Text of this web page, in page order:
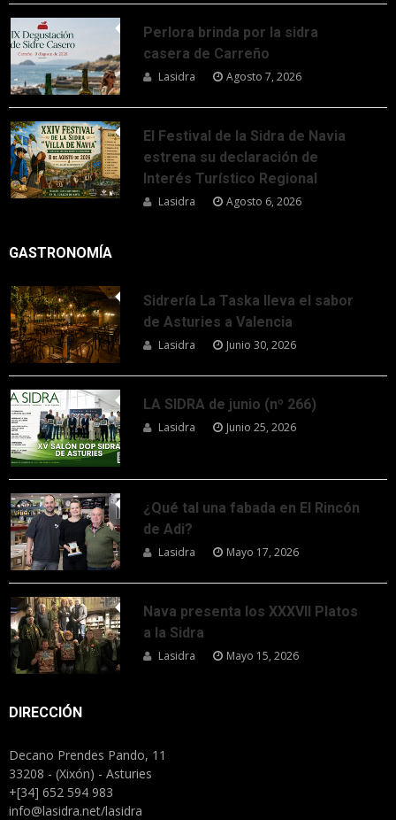
Perlora brinda por la sidra
casera de Carreño
Lasidra Agosto 7, 2026
El Festival de la Sidra de Navia
estrena su declaración de
Interés Turístico Regional
Lasidra Agosto 6, 2026
GASTRONOMÍA
Sidrería La Taska lleva el sabor
de Asturies a Valencia
Lasidra Junio 30, 2026
LA SIDRA de junio (nº 266)
Lasidra Junio 25, 2026
¿Qué tal una fabada en El Rincón
de Adi?
Lasidra Mayo 17, 2026
Nava presenta los XXXVII Platos
a la Sidra
Lasidra Mayo 15, 2026
DIRECCIÓN
Decano Prendes Pando, 11
33208 - (Xixón) - Asturies
+[34] 652 594 983
info@lasidra.net/lasidra